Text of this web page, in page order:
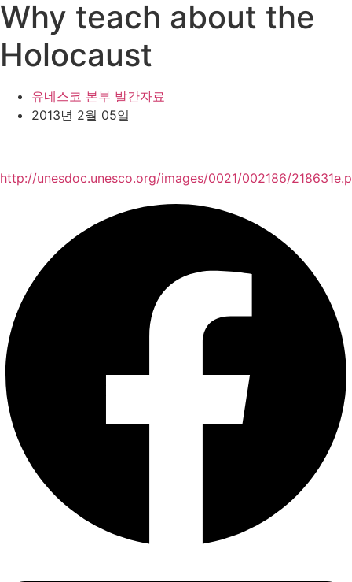
Why teach about the
Holocaust
유네스코 본부 발간자료
2013년 2월 05일
http://unesdoc.unesco.org/images/0021/002186/